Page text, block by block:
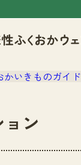
紹介
かいきものガイド
ン